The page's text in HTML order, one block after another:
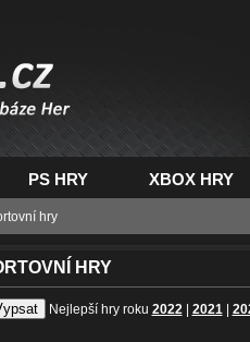
PS HRY XBOX HRY
hry
HRY
Nejlepší hry roku 2022| 2021|